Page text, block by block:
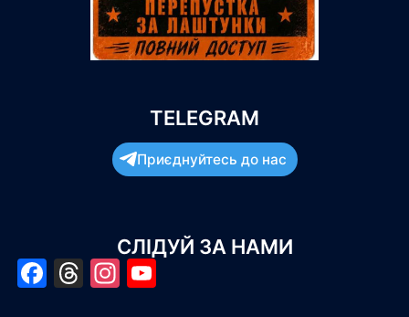
TELEGRAM
Приєднуйтесь до нас
СЛІДУЙ ЗА НАМИ
Facebook
Threads
Instagram